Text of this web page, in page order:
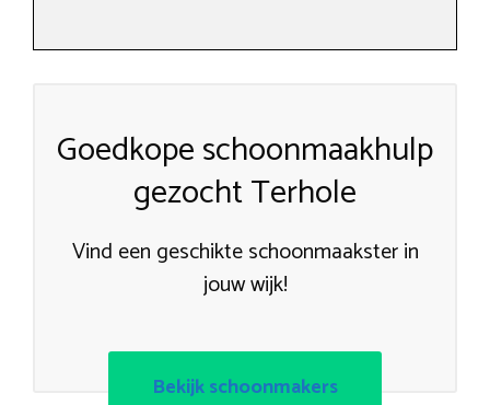
Goedkope schoonmaakhulp
gezocht Terhole
Vind een geschikte schoonmaakster in
jouw wijk!
Bekijk schoonmakers